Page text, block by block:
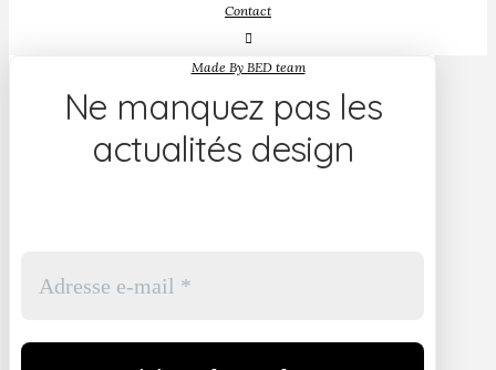
Contact
Made By BED team
Ne manquez pas les
actualités design